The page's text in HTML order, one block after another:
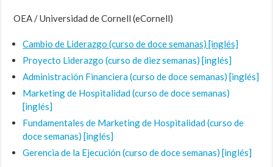
OEA / Universidad de Cornell (eCornell)
Cambio de Liderazgo (curso de doce semanas) [inglés]
Proyecto Liderazgo (curso de diez semanas) [inglés]
Administración Financiera (curso de doce semanas) [inglés]
Marketing de Hospitalidad (curso de doce semanas)
[inglés]
Fundamentales de Marketing de Hospitalidad (curso de
doce semanas) [inglés]
Gerencia de la Ejecución (curso de doce semanas) [inglés]